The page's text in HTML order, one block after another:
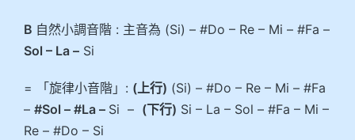
B 自然小調音階 : 主音為 (Si) – #Do – Re – Mi – #Fa –
Sol – La – Si
= 「旋律小音階」: (上行) (Si) – #Do – Re – Mi – #Fa
– #Sol – #La – Si – (下行) Si – La – Sol – #Fa – Mi –
Re – #Do – Si